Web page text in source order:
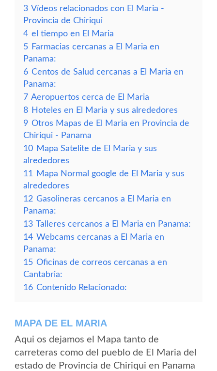
3 Vídeos relacionados con El Maria -
Provincia de Chiriqui
4 el tiempo en El Maria
5 Farmacias cercanas a El Maria en
Panama:
6 Centos de Salud cercanas a El Maria en
Panama:
7 Aeropuertos cerca de El Maria
8 Hoteles en El Maria y sus alrededores
9 Otros Mapas de El Maria en Provincia de
Chiriqui - Panama
10 Mapa Satelite de El Maria y sus
alrededores
11
Mapa Normal google de El Maria y sus
alrededores
12 Gasolineras cercanos a El Maria en
Panama:
13 Talleres cercanos a El Maria en Panama:
14 Webcams cercanas a El Maria en
Panama:
15 Oficinas de correos cercanas a en
Cantabria:
16 Contenido Relacionado:
MAPA DE EL MARIA
Aqui os dejamos el Mapa tanto de
carreteras como del pueblo de El Maria del
estado de Provincia de Chiriqui en Panama